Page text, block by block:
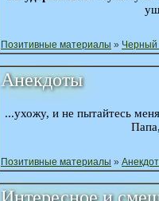
Позитивные материалы »
Анекдоты
...ухожу, и не пытайтесь меня
Позитивные материалы »